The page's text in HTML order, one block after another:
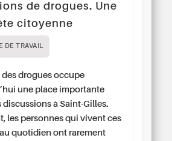
de drogues. Une
citoyenne
DE TRAVAIL
des drogues occupe
une place importante
discussions à Saint-Gilles.
les personnes qui vivent ces
quotidien ont rarement